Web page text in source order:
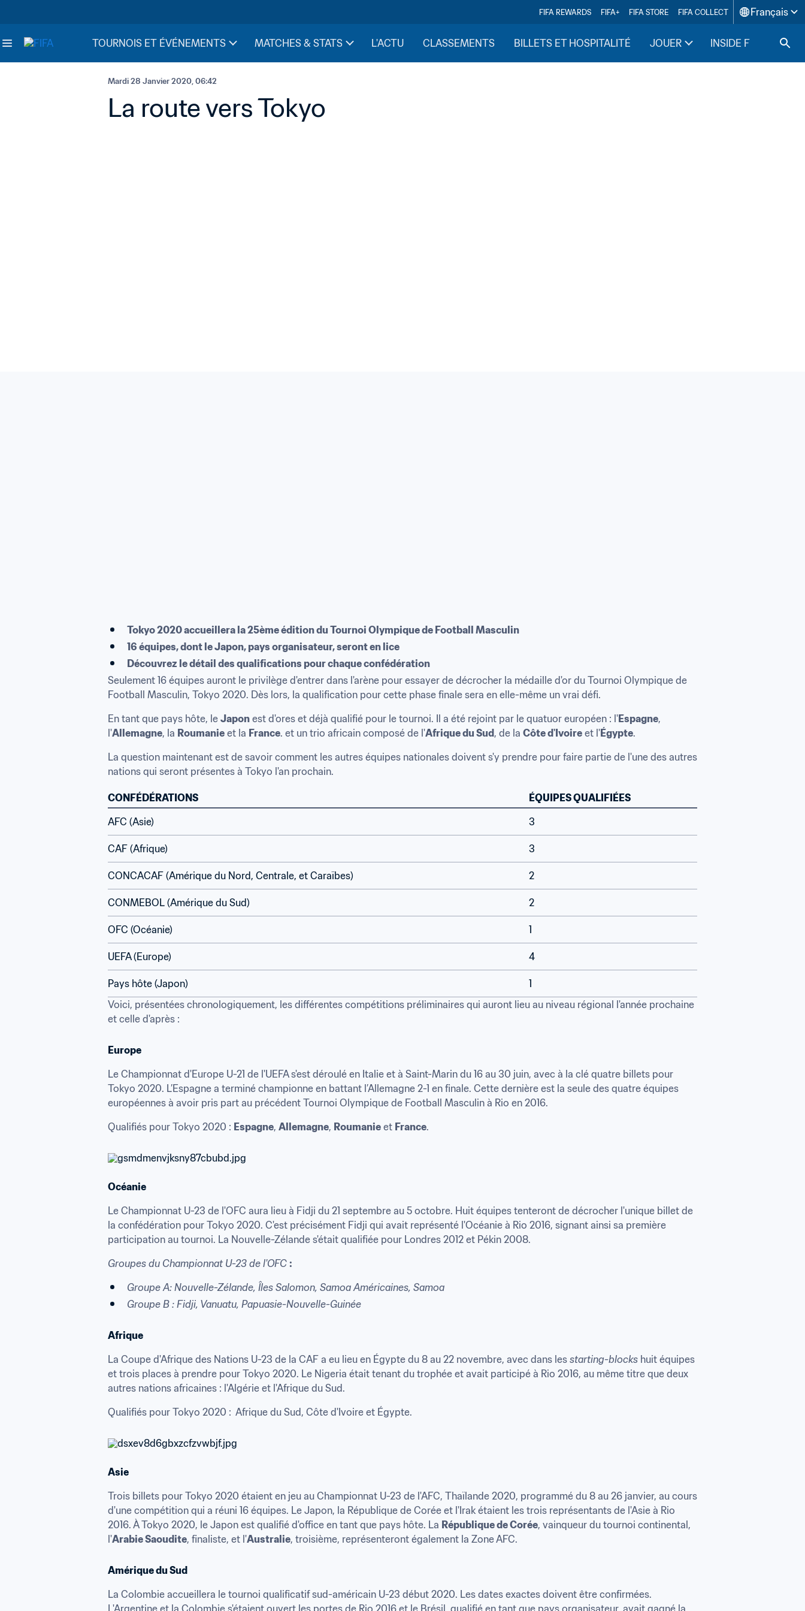
FIFA REWARDS FIFA+ FIFA STORE FIFA COLLECT Français
TOURNOIS ET ÉVÉNEMENTS MATCHES & STATS L'ACTU CLASSEMENTS BILLETS ET HOSPITALITÉ JOUER INSIDE FIFA
Mardi 28 Janvier 2020, 06:42
La route vers Tokyo
Tokyo 2020 accueillera la 25ème édition du Tournoi Olympique de Football Masculin
16 équipes, dont le Japon, pays organisateur, seront en lice
Découvrez le détail des qualifications pour chaque confédération
Seulement 16 équipes auront le privilège d'entrer dans l'arène pour essayer de décrocher la médaille d'or du Tournoi Olympique de
Football Masculin, Tokyo 2020. Dès lors, la qualification pour cette phase finale sera en elle-même un vrai défi.
En tant que pays hôte, le Japon est d'ores et déjà qualifié pour le tournoi. Il a été rejoint par le quatuor européen : l'Espagne,
l'Allemagne, la Roumanie et la France. et un trio africain composé de l'Afrique du Sud, de la Côte d'Ivoire et l'Égypte.
La question maintenant est de savoir comment les autres équipes nationales doivent s'y prendre pour faire partie de l'une des autres
nations qui seront présentes à Tokyo l'an prochain.
CONFÉDÉRATIONS
ÉQUIPES QUALIFIÉES
AFC (Asie)
3
CAF (Afrique) 3
CONCACAF (Amérique du Nord, Centrale, et Caraïbes) 2
CONMEBOL (Amérique du Sud) 2
OFC (Océanie) 1
UEFA (Europe) 4
Pays hôte (Japon)
1
Voici, présentées chronologiquement, les différentes compétitions préliminaires qui auront lieu au niveau régional l'année prochaine
et celle d'après :
Europe
Le Championnat d'Europe U-21 de l'UEFA s'est déroulé en Italie et à Saint-Marin du 16 au 30 juin, avec à la clé quatre billets pour
Tokyo 2020. L’Espagne a terminé championne en battant l’Allemagne 2-1 en finale. Cette dernière est la seule des quatre équipes
européennes à avoir pris part au précédent Tournoi Olympique de Football Masculin à Rio en 2016.
Qualifiés pour Tokyo 2020 : Espagne, Allemagne, Roumanie et France.
Océanie
Le Championnat U-23 de l'OFC aura lieu à Fidji du 21 septembre au 5 octobre. Huit équipes tenteront de décrocher l'unique billet de
la confédération pour Tokyo 2020. C'est précisément Fidji qui avait représenté l'Océanie à Rio 2016, signant ainsi sa première
participation au tournoi. La Nouvelle-Zélande s'était qualifiée pour Londres 2012 et Pékin 2008.
Groupes du Championnat U-23 de l'OFC :
Groupe A: Nouvelle-Zélande, Îles Salomon, Samoa Américaines, Samoa
Groupe B : Fidji, Vanuatu, Papuasie-Nouvelle-Guinée
Afrique
La Coupe d'Afrique des Nations U-23 de la CAF a eu lieu en Égypte du 8 au 22 novembre, avec dans les starting-blocks huit équipes
et trois places à prendre pour Tokyo 2020. Le Nigeria était tenant du trophée et avait participé à Rio 2016, au même titre que deux
autres nations africaines : l'Algérie et l'Afrique du Sud.
Qualifiés pour Tokyo 2020 :  Afrique du Sud, Côte d'Ivoire et Égypte.
Asie
Trois billets pour Tokyo 2020 étaient en jeu au Championnat U-23 de l'AFC, Thaïlande 2020, programmé du 8 au 26 janvier, au cours
d'une compétition qui a réuni 16 équipes. Le Japon, la République de Corée et l'Irak étaient les trois représentants de l'Asie à Rio
2016. À Tokyo 2020, le Japon est qualifié d'office en tant que pays hôte. La République de Corée, vainqueur du tournoi continental,
l'Arabie Saoudite, finaliste, et l'Australie, troisième, représenteront également la Zone AFC.
Amérique du Sud
La Colombie accueillera le tournoi qualificatif sud-américain U-23 début 2020. Les dates exactes doivent être confirmées.
L'Argentine et la Colombie s'étaient ouvert les portes de Rio 2016 et le Brésil, qualifié en tant que pays organisateur, avait gagné la